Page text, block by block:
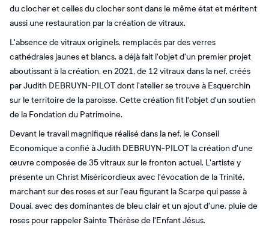
du clocher et celles du clocher sont dans le même état et méritent
aussi une restauration par la création de vitraux.
L'absence de vitraux originels, remplacés par des verres
cathédrales jaunes et blancs, a déjà fait l'objet d'un premier projet
aboutissant à la création, en 2021, de 12 vitraux dans la nef, créés
par Judith DEBRUYN-PILOT dont l'atelier se trouve à Esquerchin
sur le territoire de la paroisse. Cette création fit l'objet d'un soutien
de la Fondation du Patrimoine.
Devant le travail magnifique réalisé dans la nef, le Conseil
Economique a confié à Judith DEBRUYN-PILOT la création d'une
œuvre composée de 35 vitraux sur le fronton actuel. L'artiste y
présente un Christ Miséricordieux avec l'évocation de la Trinité,
marchant sur des roses et sur l'eau figurant la Scarpe qui passe à
Douai, avec des dominantes de bleu clair et un ajout d'une. pluie de
roses pour rappeler Sainte Thérèse de l'Enfant Jésus.